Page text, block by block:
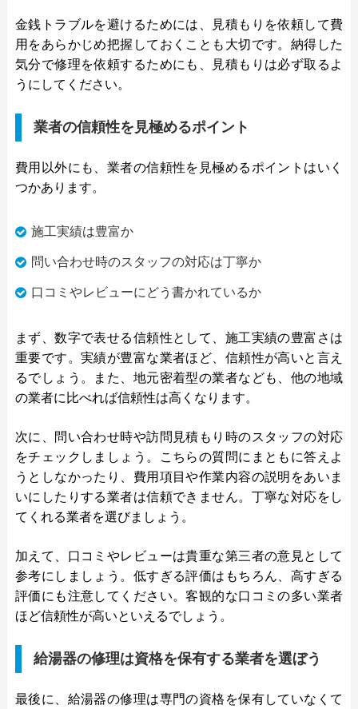
金銭トラブルを避けるためには、見積もりを依頼して費
用をあらかじめ把握しておくことも大切です。納得した
気分で修理を依頼するためにも、見積もりは必ず取るよ
うにしてください。
業者の信頼性を見極めるポイント
費用以外にも、業者の信頼性を見極めるポイントはいく
つかあります。
施工実績は豊富か
問い合わせ時のスタッフの対応は丁寧か
口コミやレビューにどう書かれているか
まず、数字で表せる信頼性として、施工実績の豊富さは
重要です。実績が豊富な業者ほど、信頼性が高いと言え
るでしょう。また、地元密着型の業者なども、他の地域
の業者に比べれば信頼性は高くなります。
次に、問い合わせ時や訪問見積もり時のスタッフの対応
をチェックしましょう。こちらの質問にまともに答えよ
うとしなかったり、費用項目や作業内容の説明をあいま
いにしたりする業者は信頼できません。丁寧な対応をし
てくれる業者を選びましょう。
加えて、口コミやレビューは貴重な第三者の意見として
参考にしましょう。低すぎる評価はもちろん、高すぎる
評価にも注意してください。客観的な口コミの多い業者
ほど信頼性が高いといえるでしょう。
給湯器の修理は資格を保有する業者を選ぼう
最後に、給湯器の修理は専門の資格を保有していなくて